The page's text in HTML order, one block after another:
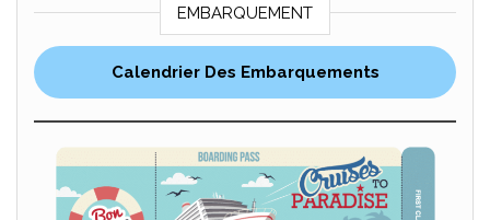
EMBARQUEMENT
Calendrier Des Embarquements